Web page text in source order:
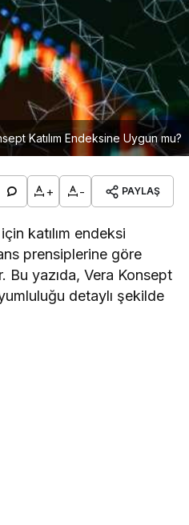
Katılım Endeksine Uygun mu?
+ - PAYLAŞ
katılım endeksi
prensiplerine göre
Bu yazıda, Vera Konsept
detaylı şekilde